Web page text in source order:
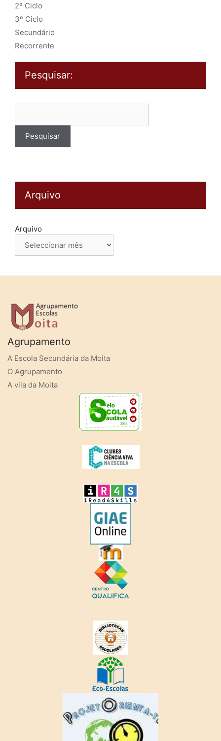
2º Ciclo
3º Ciclo
Secundário
Recorrente
Pesquisar:
Arquivo
Arquivo
Agrupamento
A Escola Secundária da Moita
O Agrupamento
A vila da Moita